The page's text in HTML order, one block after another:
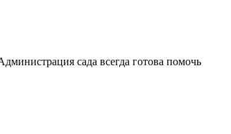
сада всегда готова помочь